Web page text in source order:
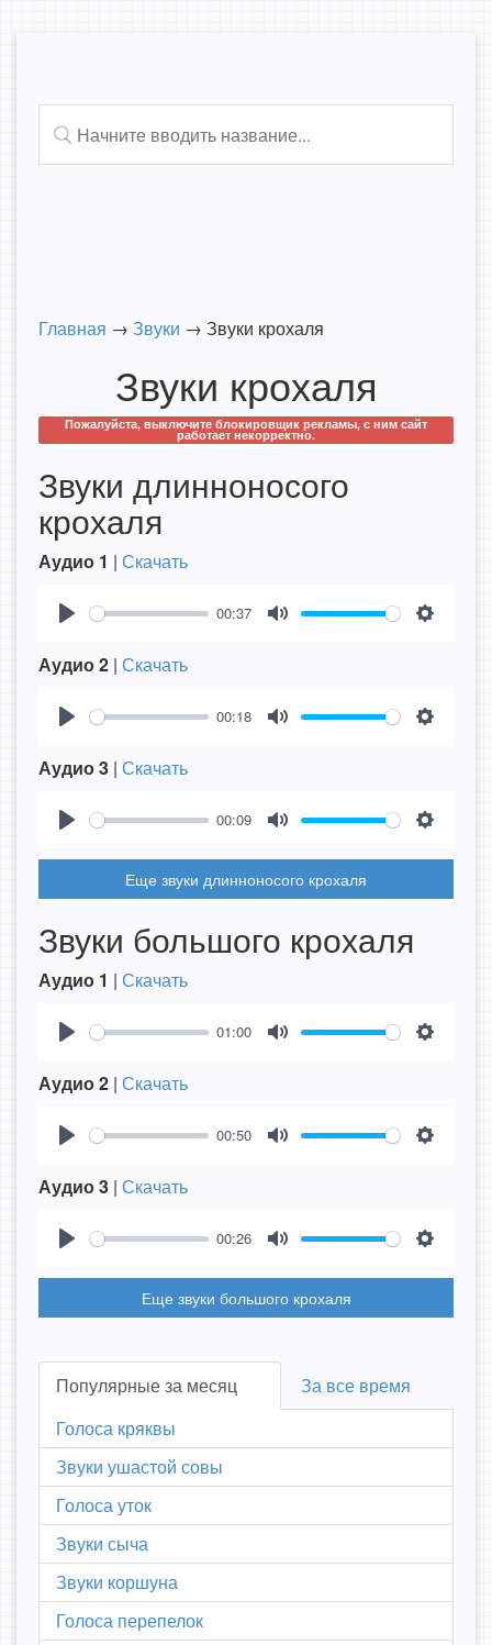
Главная → Звуки → Звуки крохаля
Звуки крохаля
Пожалуйста, выключите блокировщик рекламы, с ним сайт
работает некорректно.
Звуки длинноносого
крохаля
Аудио 1 | Скачать
00:37
Аудио 2 | Скачать
00:18
Аудио 3 | Скачать
00:09
Еще звуки длинноносого крохаля
Звуки большого крохаля
Аудио 1 | Скачать
01:00
Аудио 2 | Скачать
00:50
Аудио 3 | Скачать
00:26
Еще звуки большого крохаля
Популярные за месяц
За все время
Голоса кряквы
Звуки ушастой совы
Голоса уток
Звуки сыча
Звуки коршуна
Голоса перепелок